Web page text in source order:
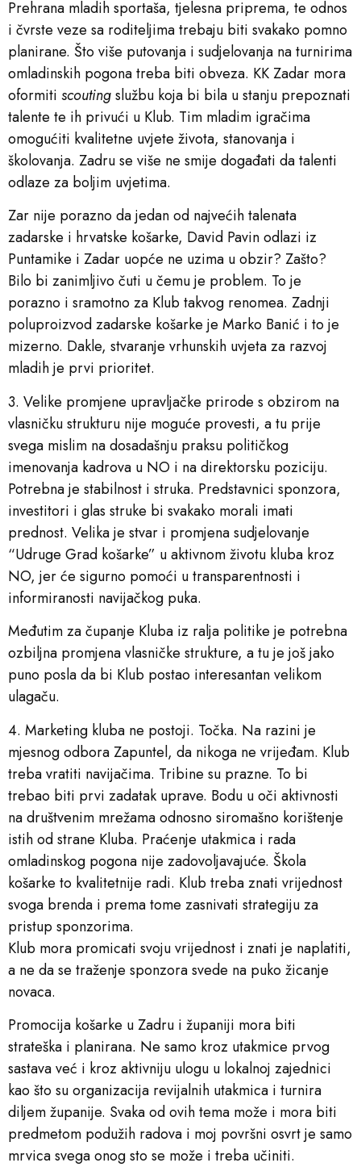
Prehrana mladih sportaša, tjelesna priprema, te odnos
i čvrste veze sa roditeljima trebaju biti svakako pomno
planirane. Što više putovanja i sudjelovanja na turnirima
omladinskih pogona treba biti obveza. KK Zadar mora
oformiti scoutingslužbu koja bi bila u stanju prepoznati
talente te ih privući u Klub. Tim mladim igračima
omogućiti kvalitetne uvjete života, stanovanja i
školovanja. Zadru se više ne smije događati da talenti
odlaze za boljim uvjetima.
Zar nije porazno da jedan od najvećih talenata
zadarske i hrvatske košarke, David Pavin odlazi iz
Puntamike i Zadar uopće ne uzima u obzir? Zašto?
Bilo bi zanimljivo čuti u čemu je problem. To je
porazno i sramotno za Klub takvog renomea. Zadnji
poluproizvod zadarske košarke je Marko Banić i to je
mizerno. Dakle, stvaranje vrhunskih uvjeta za razvoj
mladih je prvi prioritet.
3. Velike promjene upravljačke prirode s obzirom na
vlasničku strukturu nije moguće provesti, a tu prije
svega mislim na dosadašnju praksu političkog
imenovanja kadrova u NO i na direktorsku poziciju.
Potrebna je stabilnost i struka. Predstavnici sponzora,
investitori i glas struke bi svakako morali imati
prednost. Velika je stvar i promjena sudjelovanje
“Udruge Grad košarke” u aktivnom životu kluba kroz
NO, jer će sigurno pomoći u transparentnosti i
informiranosti navijačkog puka.
Međutim za čupanje Kluba iz ralja politike je potrebna
ozbiljna promjena vlasničke strukture, a tu je još jako
puno posla da bi Klub postao interesantan velikom
ulagaču.
4. Marketing kluba ne postoji. Točka. Na razini je
mjesnog odbora Zapuntel, da nikoga ne vrijeđam. Klub
treba vratiti navijačima. Tribine su prazne. To bi
trebao biti prvi zadatak uprave. Bodu u oči aktivnosti
na društvenim mrežama odnosno siromašno korištenje
istih od strane Kluba. Praćenje utakmica i rada
omladinskog pogona nije zadovoljavajuće. Škola
košarke to kvalitetnije radi. Klub treba znati vrijednost
svoga brenda i prema tome zasnivati strategiju za
pristup sponzorima.
Klub mora promicati svoju vrijednost i znati je naplatiti,
a ne da se traženje sponzora svede na puko žicanje
novaca.
Promocija košarke u Zadru i županiji mora biti
strateška i planirana. Ne samo kroz utakmice prvog
sastava već i kroz aktivniju ulogu u lokalnoj zajednici
kao što su organizacija revijalnih utakmica i turnira
diljem županije. Svaka od ovih tema može i mora biti
predmetom podužih radova i moj površni osvrt je samo
mrvica svega onog sto se može i treba učiniti.